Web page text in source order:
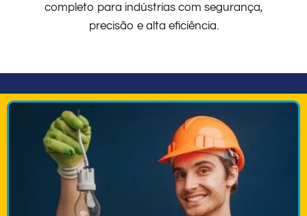
completo para indústrias com segurança,
precisão e alta eficiência.